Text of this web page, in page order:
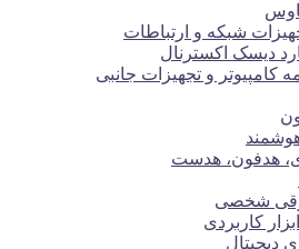
شبکه و ارتباطات
دیسک اکسترنال
کامپیوتر و تجهیزات جانبی
هدفون، هدست
شخصی
کاربردی
دیجیتال